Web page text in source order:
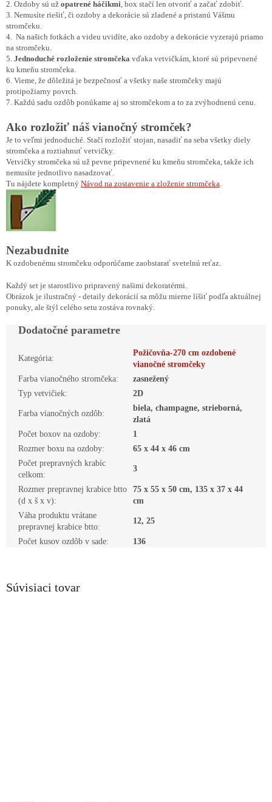
Súvisiaci tovar
2. Ozdoby sú už opatrené háčikmi , box stačí len otvoriť a začať zdobiť.
3. Nemusíte riešiť, či ozdoby a dekorácie sú zladené a pristanú Vášmu
stromčeku.
4. Na našich fotkách a videu uvidíte, ako ozdoby a dekorácie vyzerajú priamo
na stromčeku.
5. Jednoduché rozloženie stromčeka vďaka vetvičkám, ktoré sú pripevnené
ku kmeňu stromčeka.
6. Vieme, že dôležitá je bezpečnosť a všetky naše stromčeky majú
protipožiarny povrch.
7. Každú sadu ozdôb ponúkame aj so stromčekom a to za zvýhodnenú cenu.
Ako rozložiť náš vianočný stromček?
Je to veľmi jednoduché. Stačí rozložiť stojan, nasadiť na seba všetky diely
stromčeka a roztiahnuť vetvičky.
Vetvičky stromčeka sú už pevne pripevnené ku kmeňu stromčeka, takže ich
nemusíte jednotlivo nasadzovať.
Tu nájdete kompletný Návod na zostavenie a zloženie stromčeka
Nezabudnite
K ozdobenému stromčeku odporúčame zaobstarať svetelnú reťaz.
Každý set je starostlivo pripravený našimi dekoratérmi.
Obrázok je ilustračný - detaily dekorácií sa môžu mierne líšiť podľa aktuálnej
ponuky, ale štýl celého setu zostáva rovnaký.
Dodatočné parametre
Kategória:
Požičovňa-270 cm ozdobené
vianočné stromčeky
Farba vianočného stromčeka:
zasnežený
Typ vetvičiek: 2D
Farba vianočných ozdôb:
biela, champagne, strieborná,
zlatá
Počet boxov na ozdoby:
1
Rozmer boxu na ozdoby:
65 x 44 x 46 cm
Počet prepravných krabíc
celkom:
3
Rozmer prepravnej krabice btto
(d x š x v):
75 x 55 x 50 cm, 135 x 37 x 44
cm
Váha produktu vrátane
prepravnej krabice btto:
12, 25
Počet kusov ozdôb v sade: 136